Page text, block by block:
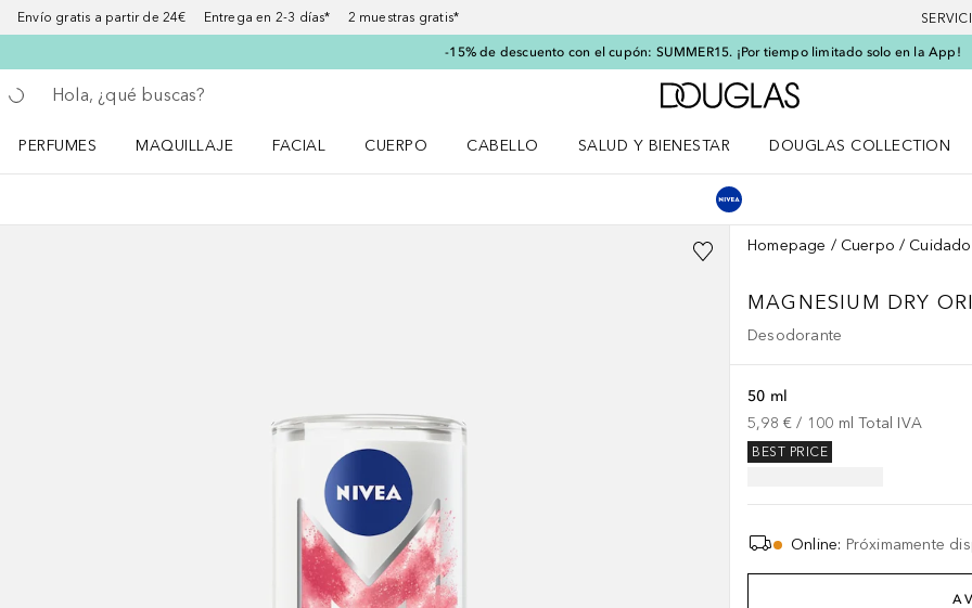
Envío gratis a partir de 24€ Entrega en 2-3 días* 2 muestras gratis*
-15% de descuento con el cupón: SUMMER15. ¡Por tiempo limitado solo en la App!
Regresar
Ejecutar búsqueda
A Douglas Home
PERFUMES
MAQUILLAJE
FACIAL
CUERPO
CABELLO
SALUD Y BIENESTAR
DOUGLAS COLLECTION
Homepage Cuerpo
MAGNESIUM DRY
Desodorante
50 ml
5,98 € / 100 ml Total IVA
BEST PRICE
Online: Próximamente